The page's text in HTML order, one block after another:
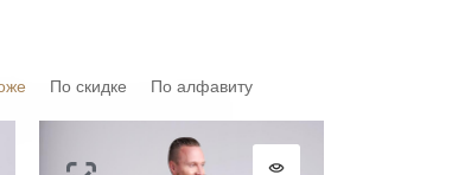
По скидке По алфавиту